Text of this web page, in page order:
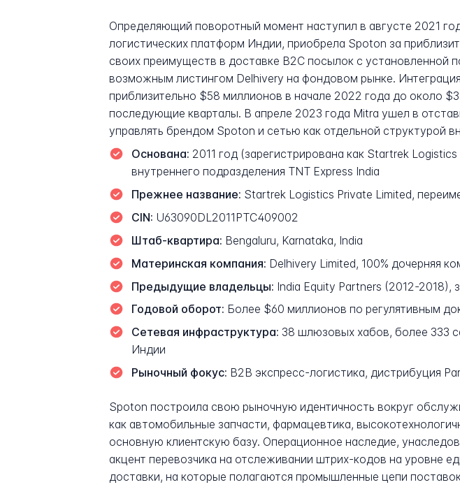
Определяющий поворотный момент наступил в августе 2021
логистических платформ Индии, приобрела Spoton за
своих преимуществ в доставке B2C посылок с установленной
возможным листингом Delhivery на фондовом рынке.
приблизительно $58 миллионов в начале 2022 года до около
последующие кварталы. В апреле 2023 года Mitra ушел в
управлять брендом Spoton и сетью как отдельной структурой
Основана: 2011 год (зарегистрирована как Startrek
внутреннего подразделения TNT Express India
Прежнее название: Startrek Logistics Private Limited,
CIN: U63090DL2011PTC409002
Штаб-квартира: Bengaluru, Karnataka, India
Материнская компания: Delhivery Limited, 100% дочерняя
Предыдущие владельцы: India Equity Partners (2012-2018),
Годовой оборот: Более $60 миллионов по регулятивным
Сетевая инфраструктура: 38 шлюзовых хабов, более 333
Индии
Рыночный фокус: B2B экспресс-логистика, дистрибуция
Spoton построила свою рыночную идентичность вокруг
как автомобильные запчасти, фармацевтика,
основную клиентскую базу. Операционное наследие,
акцент перевозчика на отслеживании штрих-кодов на уровне
доставки, на которые полагаются промышленные цепи